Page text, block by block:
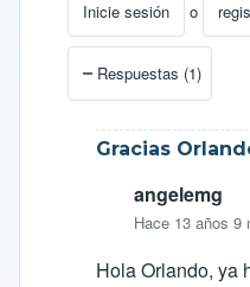
Inicie sesión o
En respuesta a
Respuestas (1)
Gracias
angelemg
Hace 13 años 9
Hola Orlando, ya